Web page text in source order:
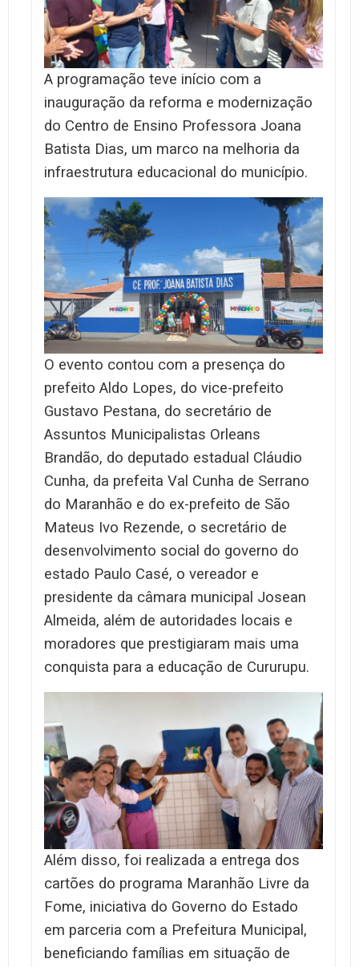
A programação teve início com a
inauguração da reforma e modernização
do Centro de Ensino Professora Joana
Batista Dias, um marco na melhoria da
infraestrutura educacional do município.
O evento contou com a presença do
prefeito Aldo Lopes, do vice-prefeito
Gustavo Pestana, do secretário de
Assuntos Municipalistas Orleans
Brandão, do deputado estadual Cláudio
Cunha, da prefeita Val Cunha de Serrano
do Maranhão e do ex-prefeito de São
Mateus Ivo Rezende, o secretário de
desenvolvimento social do governo do
estado Paulo Casé, o vereador e
presidente da câmara municipal Josean
Almeida, além de autoridades locais e
moradores que prestigiaram mais uma
conquista para a educação de Cururupu.
Além disso, foi realizada a entrega dos
cartões do programa Maranhão Livre da
Fome, iniciativa do Governo do Estado
em parceria com a Prefeitura Municipal,
beneficiando famílias em situação de